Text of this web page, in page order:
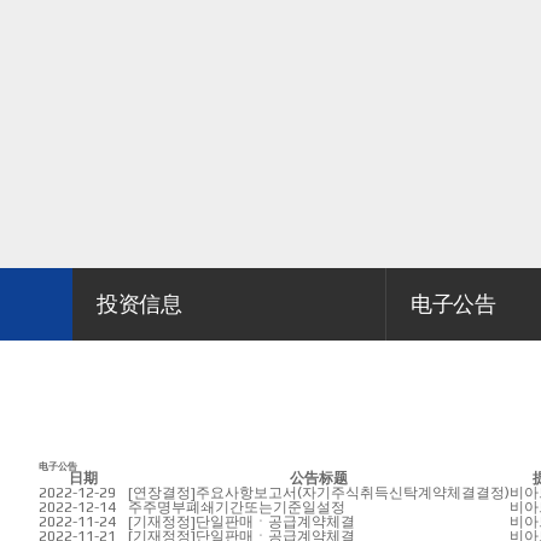
投资信息 电子公告
电子公告
日期 公告标题
2022-12-29
[연장결정]주요사항보고서(자기주식취득신탁계약체결결정)비
2022-12-14
주주명부폐쇄기간또는기준일설정
비
2022-11-24
[기재정정]단일판매ㆍ공급계약체결
비
2022-11-21
[기재정정]단일판매ㆍ공급계약체결
비